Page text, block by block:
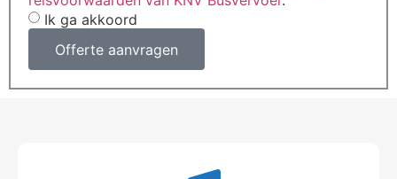
Ik ga akkoord
Offerte aanvragen